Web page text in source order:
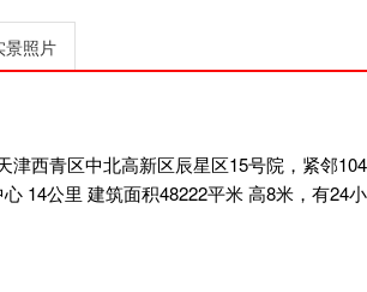
景照片
津西青区中北高新区辰星区15号院，紧邻
14公里 建筑面积48222平米 高8米，有24